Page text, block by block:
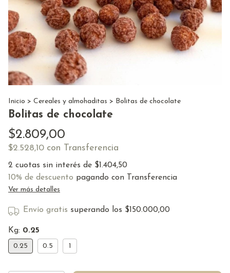
Inicio > Cereales y almohaditas > Bolitas de chocolate
Bolitas de chocolate
$2.809,00
$2.528,10 con Transferencia
2 cuotas sin interés de $1.404,50
10% de descuento pagando con Transferencia
Ver más detalles
Envío gratis superando los $150.000,00
Kg: 0.25
0.25 0.5 1